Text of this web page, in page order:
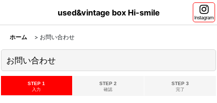
used&vintage box Hi-smile
Instagram
ホーム > お問い合わせ
お問い合わせ
STEP 1
入力
STEP 2
確認
STEP 3
完了